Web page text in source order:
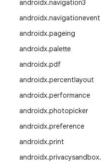
androidx.navigation3
androidx.navigationevent
androidx.pageing
androidx.palette
androidx.pdf
androidx.percentlayout
androidx.performance
androidx.photopicker
androidx.preference
androidx.print
androidx.privacysandbox.